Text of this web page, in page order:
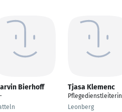
Bierhoff Tjasa Klemenc
Pflegedienstleiterin
Leonberg